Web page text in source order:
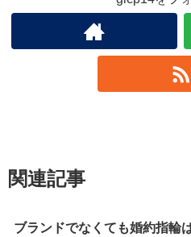
関連記事
ブランドでなくても婚約指輪